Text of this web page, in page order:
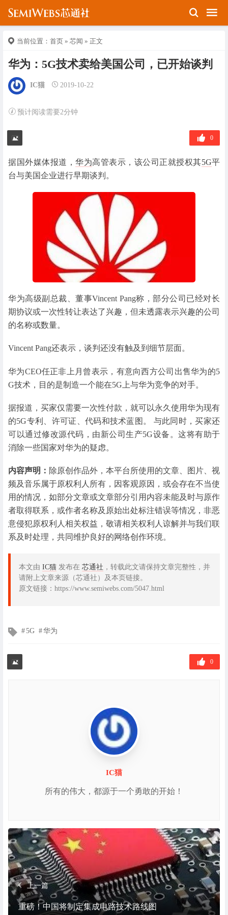
当前位置： 首页 » 芯闻 » 正文
华为：5G技术卖给美国公司，已开始谈判
IC猫 2019-10-22
预计阅读需要2分钟
0
据国外媒体报道， 华为高管表示，该公司正就授权其5G平
台与美国企业进行早期谈判。
华为高级副总裁、董事Vincent Pang称，部分公司已经对长
期协议或一次性转让表达了兴趣，但未透露表示兴趣的公司
的名称或数量。
Vincent Pang还表示，谈判还没有触及到细节层面。
华为CEO任正非上月曾表示，有意向西方公司出售华为的5
G技术，目的是制造一个能在5G上与华为竞争的对手。
据报道，买家仅需要一次性付款，就可以永久使用华为现有
的5G专利、许可证、代码和技术蓝图。 与此同时，买家还
可以通过修改源代码，由新公司生产5G设备。这将有助于
消除一些国家对华为的疑虑。
内容声明： 除原创作品外，本平台所使用的文章、图片、视
频及音乐属于原权利人所有，因客观原因，或会存在不当使
用的情况，如部分文章或文章部分引用内容未能及时与原作
者取得联系，或作者名称及原始出处标注错误等情况，非恶
意侵犯原权利人相关权益，敬请相关权利人谅解并与我们联
系及时处理，共同维护良好的网络创作环境。
本文由 IC猫 发布在 芯通社 ，转载此文请保持文章完整性，并
请附上文章来源（芯通社）及本页链接。
原文链接：https://www.semiwebs.com/5047.html
文
签
5G 华为
0
IC猫
所有的伟大，都源于一个勇敢的开始！
上一篇
重磅！中国将制定集成电路技术路线图